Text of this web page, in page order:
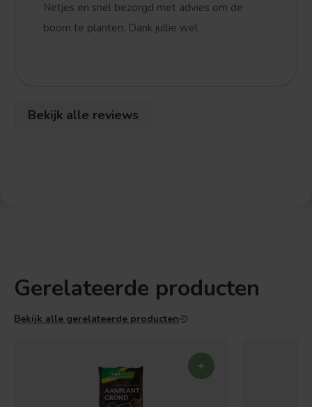
Netjes en snel bezorgd met advies om de
boom te planten. Dank jullie wel
Bekijk alle reviews
Gerelateerde producten
Bekijk alle gerelateerde producten